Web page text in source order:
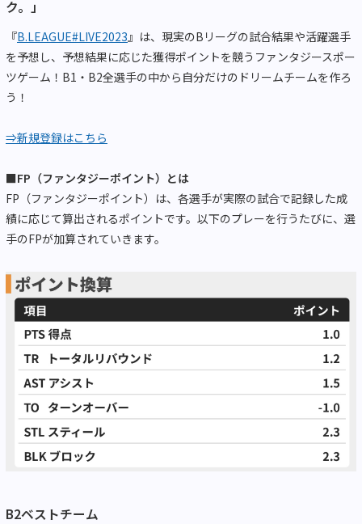
ク。」
『B.LEAGUE#LIVE2023 』は、現実のBリーグの試合結果や活躍選手
を予想し、予想結果に応じた獲得ポイントを競うファンタジースポー
ツゲーム！B1・B2全選手の中から自分だけのドリームチームを作ろ
う！
⇒新規登録はこちら
■FP（ファンタジーポイント）とは
FP（ファンタジーポイント）は、各選手が実際の試合で記録した成
績に応じて算出されるポイントです。以下のプレーを行うたびに、選
手のFPが加算されていきます。
B2ベストチーム